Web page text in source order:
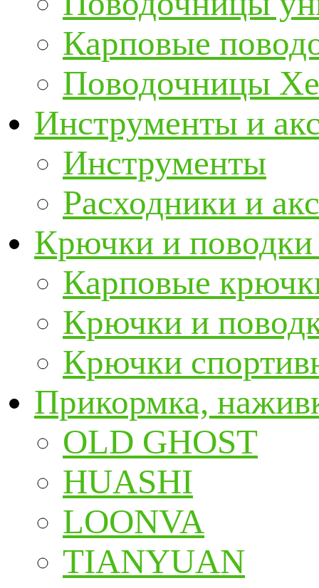
Карповые
Поводочницы
Инструменты и
Инструменты
Расходники и
Крючки и
Карповые
Крючки и
Крючки
Прикормка,
OLD GHOST
HUASHI
LOONVA
TIANYUAN